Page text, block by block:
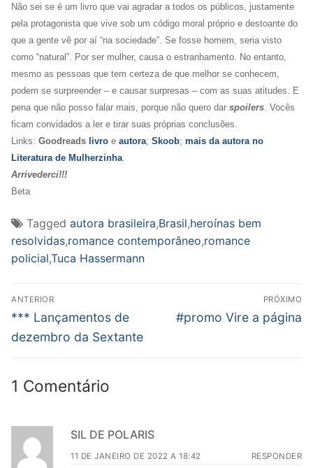
Não sei se é um livro que vai agradar a todos os públicos, justamente
pela protagonista que vive sob um código moral próprio e destoante do
que a gente vê por aí “na sociedade”. Se fosse homem, seria visto
como “natural”. Por ser mulher, causa o estranhamento. No entanto,
mesmo as pessoas que tem certeza de que melhor se conhecem,
podem se surpreender – e causar surpresas – com as suas atitudes. E
pena que não posso falar mais, porque não quero dar spoilers. Vocês
ficam convidados a ler e tirar suas próprias conclusões.
Links: Goodreads livro e autora; Skoob; mais da autora no
Literatura de Mulherzinha.
Arrivederci!!!
Beta
Tagged autora brasileira,Brasil,heroínas bem
resolvidas,romance contemporâneo,romance
policial,Tuca Hassermann
Navegação
de
Post
ANTERIOR
Post
anterior:
*** Lançamentos de
dezembro da Sextante
PRÓXIMO
Próximo
#promo Vire a página
1 Comentário
SIL DE POLARIS
11 DE JANEIRO DE 2022 A 18:42 RESPONDER